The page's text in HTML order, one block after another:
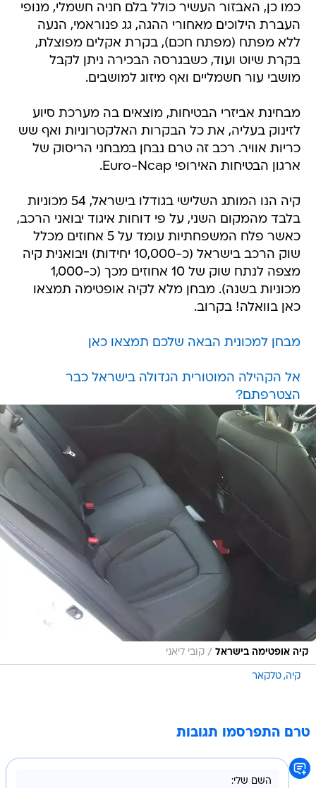
כמו כן, האבזור העשיר כולל בלם חניה חשמלי, מנופי
העברת הילוכים מאחורי ההגה, גג פנוראמי, הנעה
ללא מפתח (מפתח חכם), בקרת אקלים מפוצלת,
בקרת שיוט ועוד, כשבגרסה הבכירה ניתן לקבל
מושבי עור חשמליים ואף מיזוג למושבים.
מבחינת אביזרי הבטיחות, מוצאים בה מערכת סיוע
לזינוק בעליה, את כל הבקרות האלקטרוניות ואף שש
כריות אוויר. רכב זה טרם נבחן במבחני הריסוק של
ארגון הבטיחות האירופי Euro-Ncap.
קיה הנו המותג השלישי בגודלו בישראל, 54 מכוניות
בלבד מהמקום השני, על פי דוחות איגוד יבואני הרכב,
כאשר פלח המשפחתיות עומד על 5 אחוזים מכלל
שוק הרכב בישראל (כ-10,000 יחידות) ויבואנית קיה
מצפה לנתח שוק של 10 אחוזים מכך (כ-1,000
מכוניות בשנה). מבחן מלא לקיה אופטימה תמצאו
כאן בוואלה! בקרוב.
מבחן למכונית הבאה שלכם תמצאו כאן
אל הקהילה המוטורית הגדולה בישראל כבר
הצטרפתם?
קיה אופטימה בישראל / קובי ליאני
קיה טלקאר
טרם התפרסמו תגובות